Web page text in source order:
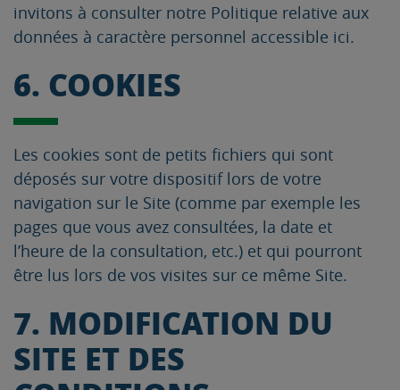
invitons à consulter notre Politique relative aux
données à caractère personnel accessible ici.
6. COOKIES
Les cookies sont de petits fichiers qui sont
déposés sur votre dispositif lors de votre
navigation sur le Site (comme par exemple les
pages que vous avez consultées, la date et
l’heure de la consultation, etc.) et qui pourront
être lus lors de vos visites sur ce même Site.
7. MODIFICATION DU
SITE ET DES